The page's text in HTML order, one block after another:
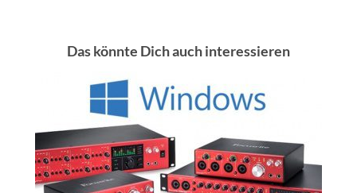
Das könnte Dich auch interessieren